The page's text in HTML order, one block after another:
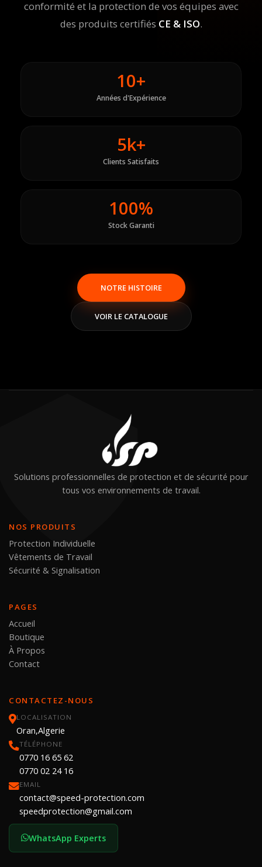
conformité et la protection de vos équipes avec
des produits certifiés CE & ISO.
10+
Années d'Expérience
5k+
Clients Satisfaits
100%
Stock Garanti
NOTRE HISTOIRE
VOIR LE CATALOGUE
Solutions professionnelles de protection et de sécurité pour
tous vos environnements de travail.
NOS PRODUITS
Protection Individuelle
Vêtements de Travail
Sécurité & Signalisation
PAGES
Accueil
Boutique
À Propos
Contact
CONTACTEZ-NOUS
LOCALISATION
Oran,Algerie
TÉLÉPHONE
0770 16 65 62
0770 02 24 16
EMAIL
contact@speed-protection.com
speedprotection@gmail.com
WhatsApp Experts